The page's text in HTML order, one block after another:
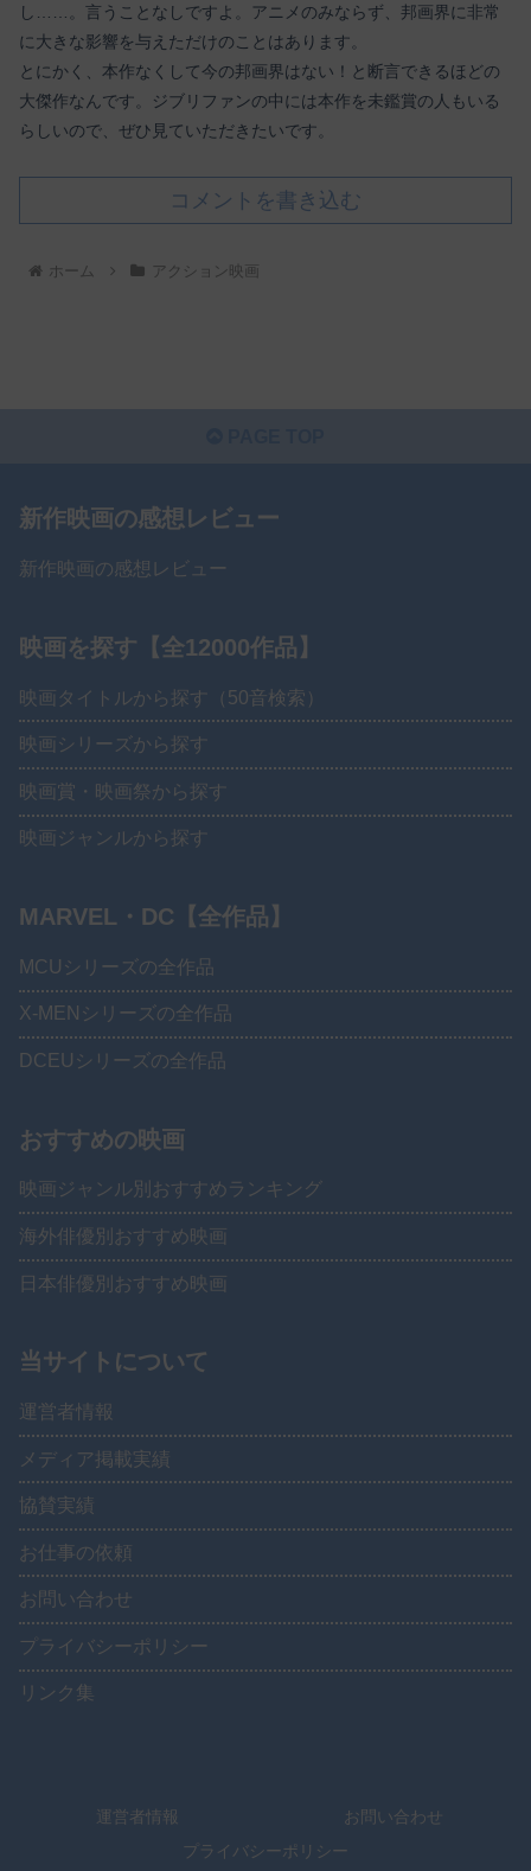
し……。言うことなしですよ。アニメのみならず、邦画界に非常
に大きな影響を与えただけのことはあります。
とにかく、本作なくして今の邦画界はない！と断言できるほどの
大傑作なんです。ジブリファンの中には本作を未鑑賞の人もいる
らしいので、ぜひ見ていただきたいです。
コメントを書き込む
ホーム アクション映画
新作映画の感想レビュー
新作映画の感想レビュー
映画を探す【全12000作品】
映画タイトルから探す（50音検索）
映画シリーズから探す
映画賞・映画祭から探す
映画ジャンルから探す
MARVEL・DC【全作品】
MCUシリーズの全作品
X-MENシリーズの全作品
DCEUシリーズの全作品
おすすめの映画
映画ジャンル別おすすめランキング
海外俳優別おすすめ映画
日本俳優別おすすめ映画
当サイトについて
運営者情報
メディア掲載実績
協賛実績
お仕事の依頼
お問い合わせ
プライバシーポリシー
リンク集
運営者情報
お問い合わせ
プライバシーポリシー